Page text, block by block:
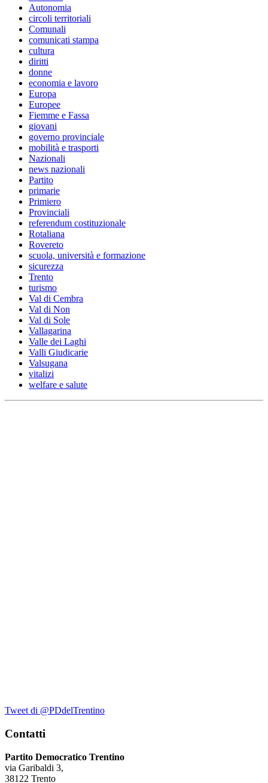
Autonomia
circoli territoriali
Comunali
comunicati stampa
cultura
diritti
donne
economia e lavoro
Europa
Europee
Fiemme e Fassa
giovani
governo provinciale
mobilità e trasporti
Nazionali
news nazionali
Partito
primarie
Primiero
Provinciali
referendum costituzionale
Rotaliana
Rovereto
scuola, università e formazione
sicurezza
Trento
turismo
Val di Cembra
Val di Non
Val di Sole
Vallagarina
Valle dei Laghi
Valli Giudicarie
Valsugana
vitalizi
welfare e salute
Tweet di @PDdelTrentino
Contatti
Partito Democratico Trentino
via Garibaldi 3,
38122 Trento